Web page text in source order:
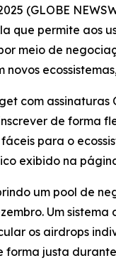
(GLOBE
que permite aos
meio de
com
inscrever de
para o
exibido na
um pool de
Um
os airdrops
forma justa